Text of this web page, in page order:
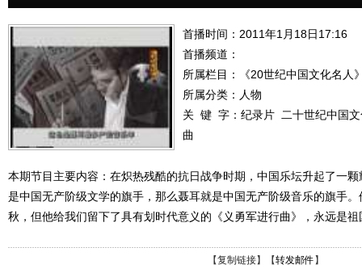
首播时间：2011年1月18日17:16
首播频道：
所属栏目：
《20世纪中国文化名人
所属分类：人物
关 键 字： 纪录片
二十世纪中国
曲
本期节目主要内容：在炽热残酷的抗日战争时期，中国乐坛升起了一
是中国无产阶级文学的旗手，那么聂耳就是中国无产阶级音乐的旗手
秋，但他给我们留下了具有划时代意义的《义勇军进行曲》，永远是
【复制链接】【转发邮件 】